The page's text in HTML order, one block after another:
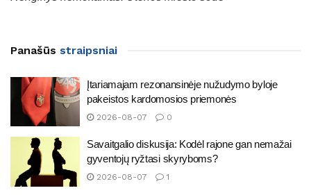
Panašūs straipsniai
Įtariamajam rezonansinėje nužudymo byloje
pakeistos kardomosios priemonės
2026-08-07 0
Savaitgalio diskusija: Kodėl rajone gan nemažai
gyventojų ryžtasi skyryboms?
2026-08-07 1